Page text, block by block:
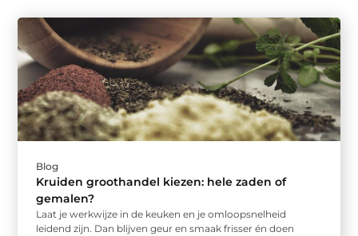
Blog
Kruiden groothandel kiezen: hele zaden of
gemalen?
Laat je werkwijze in de keuken en je omloopsnelheid
leidend zijn. Dan blijven geur en smaak frisser én doen